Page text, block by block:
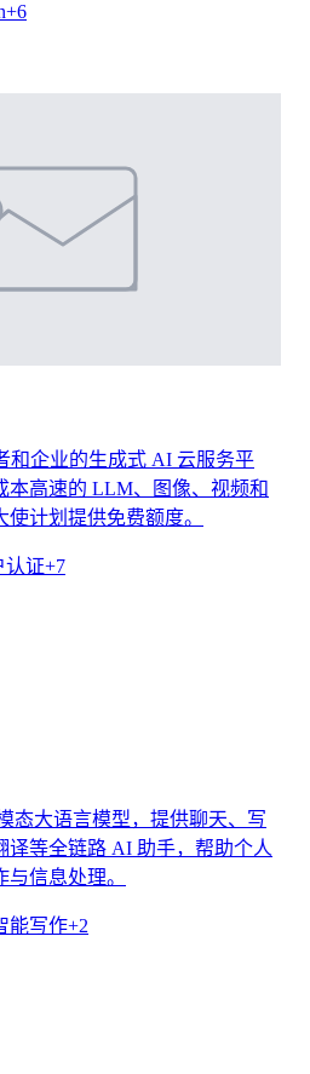
+6
和企业的生成式 AI 云服务平
本高速的 LLM、图像、视频和
计划提供免费额度。
认证+7
态大语言模型，提供聊天、写
译等全链路 AI 助手，帮助个人
信息处理。
能写作+2